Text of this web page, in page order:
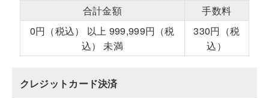
合計金額
手数料
0円（税込） 以上 999,999円（税
込） 未満
330円（税
込）
クレジットカード決済